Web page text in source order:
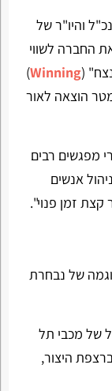
והיו"ר של
החברה לשווי
Winning
)
2005 בהוצאת מטר הוצאה לאור
בעמוד 88): "...אחרי מפגשים רבים
אנשים
זמן פנוי".
של נבחרת
של מכבי תל
היצור,